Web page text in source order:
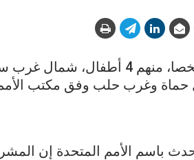
أفادت التقارير بمقتل 15 شخصا،
حماة وغرب حلب وفق مكتب
باسم الأمم المتحدة إن